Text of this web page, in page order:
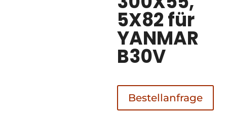
5X82 für
YANMAR
B30V
Bestellanfrage